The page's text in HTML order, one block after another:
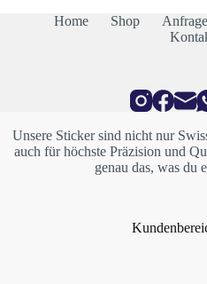
Home Shop Anfrage
Unsere Sticker sind nicht nur
auch für höchste Präzision und
genau das, was du